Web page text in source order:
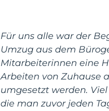
Für uns alle war der
Umzug aus dem
Mitarbeiterinnen eine
Arbeiten von Zuhause
umgesetzt werden.
die man zuvor jeden